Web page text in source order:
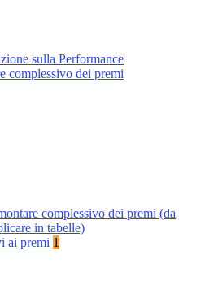
sulla Performance
complessivo dei premi
complessivo dei premi (da
in tabelle)
ai premi 1